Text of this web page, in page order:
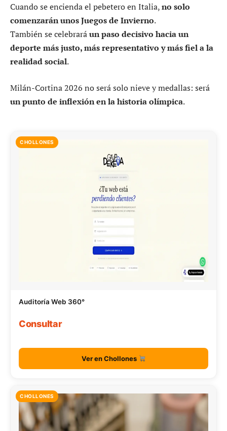
Cuando se encienda el pebetero en Italia,no solo
comenzarán unos Juegos de Invierno.
También se celebraráun paso decisivo hacia un
deporte más justo, más representativo y más fiel a la
realidad social.
Milán-Cortina 2026 no será solo nieve y medallas: será
un punto de inflexión en la historia olímpica.
CHOLLONES
Auditoría Web 360°
Consultar
Ver en Chollones
CHOLLONES